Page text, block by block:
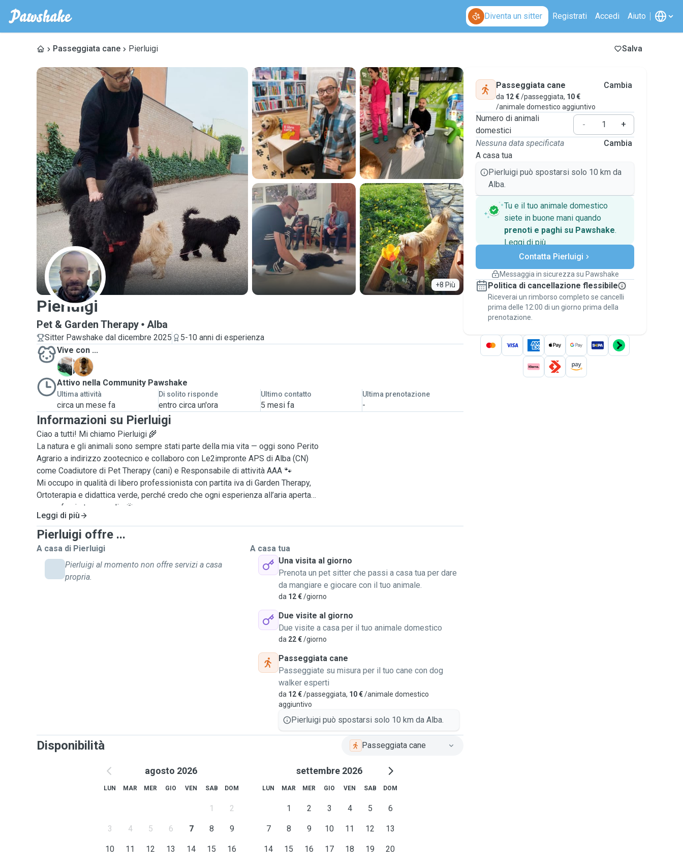
Diventa un sitter Registrati Accedi Aiuto
Passeggiata cane Pierluigi Salva
+8 Più
P
Pierluigi
Pet & Garden Therapy Alba
Sitter Pawshake dal dicembre 2025
5-10 anni di esperienza
Vive con ...
B
P
Attivo nella Community Pawshake
Ultima attività
circa un mese fa
Di solito risponde
entro circa un'ora
Ultimo contatto
5 mesi fa
Ultima prenotazione
-
Informazioni su Pierluigi
Ciao a tutti! Mi chiamo Pierluigi 🌾
La natura e gli animali sono sempre stati parte della mia vita — oggi sono Perito
Agrario a indirizzo zootecnico e collaboro con Le2impronte APS di Alba (CN)
come Coadiutore di Pet Therapy (cani) e Responsabile di attività AAA 🐾
Mi occupo in qualità di libero professionista con partita iva di Garden Therapy,
Ortoterapia e didattica verde, perché credo che ogni esperienza all’aria aperta
possa farci stare meglio 🌞
E sì… se serve una mano con i vostri amici a quattro zampe, sono anche
disponibile come pet-sitter 🐕
👉 Il mio obiettivo è che il cane viva la tua assenza in modo sereno, in un
ambiente familiare o nelle vie che conosce. Non sono "una pensione", non sono
un addestratore, ma una figura professionale di fiducia che si prende cura del
tuo cane… quando tu non puoi. Ah! Sono regolarmente coperto da assicurazione
Leggi di più
Pierluigi offre ...
A casa di Pierluigi
Pierluigi al momento non offre servizi a casa
propria.
A casa tua
Una visita al giorno
Prenota un pet sitter che passi a casa tua per dare
da mangiare e giocare con il tuo animale.
da 12 €/giorno
Due visite al giorno
Due visite a casa per il tuo animale domestico
da 22 €/giorno
Passeggiata cane
Passeggiate su misura per il tuo cane con dog
walker esperti
da 12 €/passeggiata, 10 €/animale domestico
aggiuntivo
Pierluigi può spostarsi solo 10 km da Alba.
Disponibilità Passeggiata cane
agosto 2026
LUN MAR MER GIO VEN SAB DOM
1 2
3 4 5 6 7 8 9
10 11 12 13 14 15 16
settembre 2026
LUN MAR MER GIO VEN SAB DOM
1 2 3 4 5 6
7 8 9 10 11 12 13
14 15 16 17 18 19 20
Passeggiata cane
da 12 €/passeggiata, 10 €
/animale domestico aggiuntivo
Cambia
Numero di animali
domestici
-
+
Nessuna data specificata
A casa tua
Cambia
Pierluigi può spostarsi solo 10 km da
Alba.
Tu e il tuo animale domestico
siete in buone mani quando
prenoti e paghi su Pawshake.
Leggi di piùPagamenti sicuri
Assistenza se i piani
Prenotazioni coperte
Stai su Pawshake - dal primo messaggio al
pagamento - per attivare laGaranzia
Pawshake.
Contatta Pierluigi
Messaggia in sicurezza su Pawshake
Politica di cancellazione flessibile
Riceverai un rimborso completo se cancelli
prima delle 12:00 di un giorno prima della
prenotazione.